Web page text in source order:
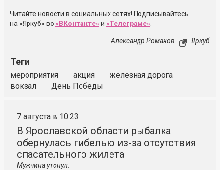
Читайте новости в социальных сетях! Подписывайтесь
на «Яркуб» во «ВКонтакте»и «Телеграме».
Александр Романов Яркуб
Теги
мероприятия акция
железная дорога
вокзал
День Победы
7 августа в 10:23
В Ярославской области рыбалка
обернулась гибелью из-за отсутствия
спасательного жилета
Мужчина утонул.